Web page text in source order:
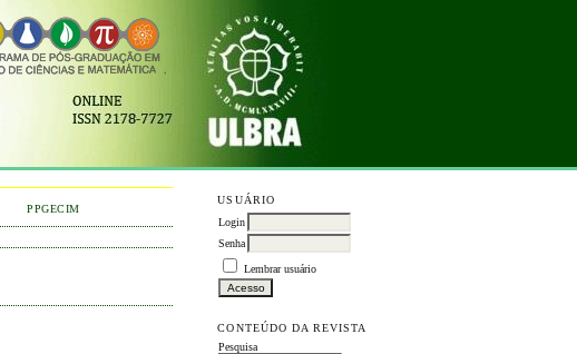
USUÁRIO
Login
Senha
Lembrar usuário
CONTEÚDO DA REVISTA
Pesquisa
PPGECIM